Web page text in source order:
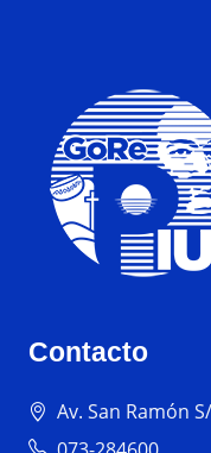
Contacto
Av. San Ramón